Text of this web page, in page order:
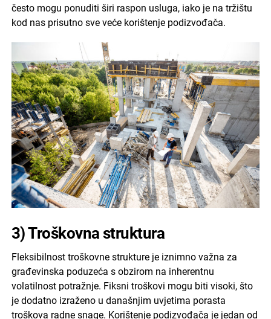
često mogu ponuditi širi raspon usluga, iako je na tržištu
kod nas prisutno sve veće korištenje podizvođača.
3) Troškovna struktura
Fleksibilnost troškovne strukture je iznimno važna za
građevinska poduzeća s obzirom na inherentnu
volatilnost potražnje. Fiksni troškovi mogu biti visoki, što
je dodatno izraženo u današnjim uvjetima porasta
troškova radne snage. Korištenje podizvođača je jedan od